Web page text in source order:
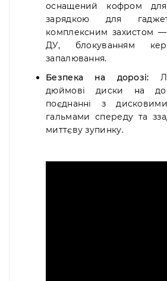
оснащений кофром
зарядкою для
комплексним захистом —
ДУ,блокуванням
запалювання.
Безпека на дорозі:
дюймові диски на
поєднанні з
гальмами спереду та
миттєву зупинку.